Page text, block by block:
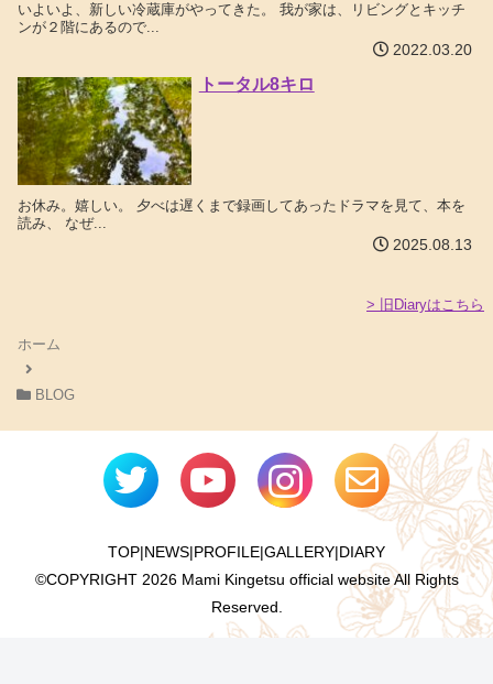
いよいよ、新しい冷蔵庫がやってきた。 我が家は、リビングとキッチ
ンが２階にあるので...
2022.03.20
トータル8キロ
お休み。嬉しい。 夕べは遅くまで録画してあったドラマを見て、本を
読み、 なぜ...
2025.08.13
> 旧Diaryはこちら
ホーム
BLOG
TOP|NEWS|PROFILE|GALLERY|DIARY
©COPYRIGHT 2026 Mami Kingetsu official website All Rights
Reserved.